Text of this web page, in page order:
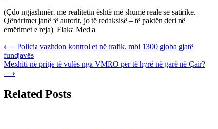
(Çdo ngjashmëri me realitetin është më shumë reale se satirike.
Qëndrimet janë të autorit, jo të redaksisë – të paktën deri në
emërimet e reja). Flaka Media
Post
navigation
⟵ Policia vazhdon kontrollet në trafik, mbi 1300 gjoba gjatë
fundjavës
Mexhiti në pritje të vulës nga VMRO për të hyrë në garë në Çair?
⟶
Related Posts